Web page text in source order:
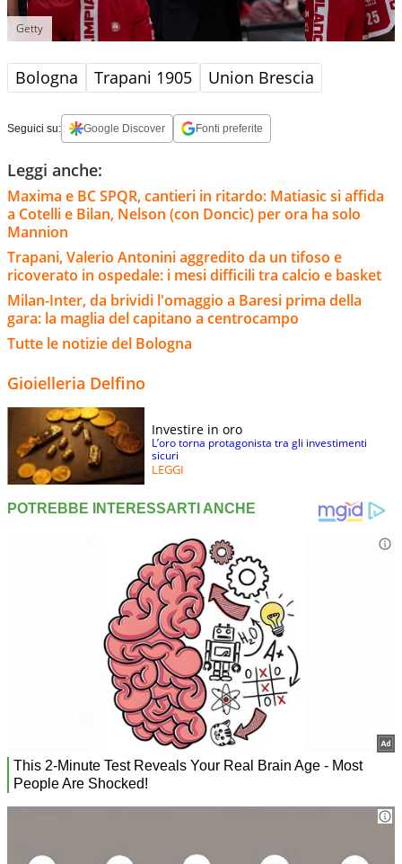
Getty
Bologna Trapani 1905 Union Brescia
Seguici su: Google Discover Fonti preferite
Leggi anche:
Maxima e BC SPQR, cantieri in ritardo: Matiasic si affida
a Cotelli e Bilan, Nelson (con Doncic) per ora ha solo
Mannion
Trapani, Valerio Antonini aggredito da un tifoso e
ricoverato in ospedale: i mesi difficili tra calcio e basket
Milan-Inter, da brividi l'omaggio a Baresi prima della
gara: la maglia del capitano a centrocampo
Tutte le notizie del Bologna
Gioielleria Delfino
Investire in oro
L’oro torna protagonista tra gli investimenti
sicuri
LEGGI